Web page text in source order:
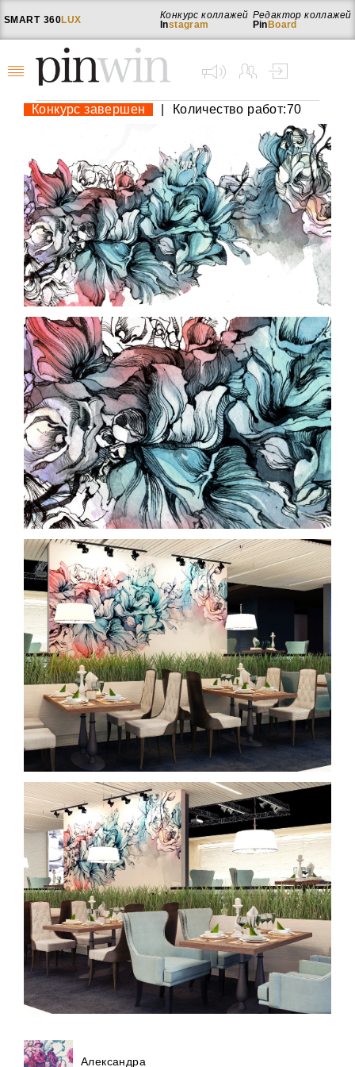
SMART 360LUX
Редактор коллажей
Pin Board
Конкурс коллажей
Instagram
Конкурс завершен Количество работ:70
Александра